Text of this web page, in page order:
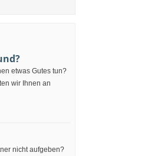
etwas Gutes tun?
wir Ihnen an
nicht aufgeben?